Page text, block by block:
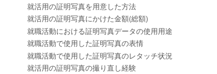
就活用の証明写真を用意した方法
就活用の証明写真にかけた金額(総額)
就職活動における証明写真データの使用用途
就職活動で使用した証明写真の表情
就職活動で使用した証明写真のレタッチ状況
就活用の証明写真の撮り直し経験